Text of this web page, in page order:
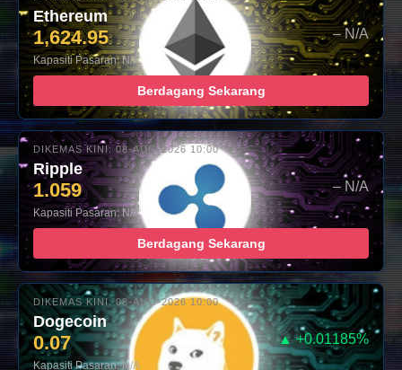
Ethereum
1,624.95 – N/A
Kapasiti Pasaran: N/A
Berdagang Sekarang
DIKEMAS KINI: 08-AUG-2026 10:00
Ripple
1.059 – N/A
Kapasiti Pasaran: N/A
Berdagang Sekarang
DIKEMAS KINI: 08-AUG-2026 10:00
Dogecoin
0.07 ▲ +0.01185%
Kapasiti Pasaran: N/A